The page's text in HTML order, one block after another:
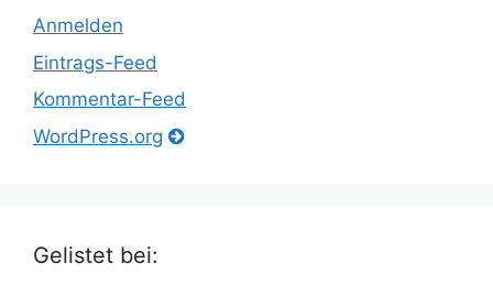
Anmelden
Eintrags-Feed
Kommentar-Feed
WordPress.org
Gelistet bei: